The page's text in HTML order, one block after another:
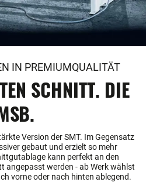
IN PREMIUMQUALITÄT
SCHNITT. DIE
Version der SMT. Im Gegensatz
gebaut und erzielt so mehr
kann perfekt an den
angepasst werden - ab Werk wählst
vorne oder nach hinten ablegend.